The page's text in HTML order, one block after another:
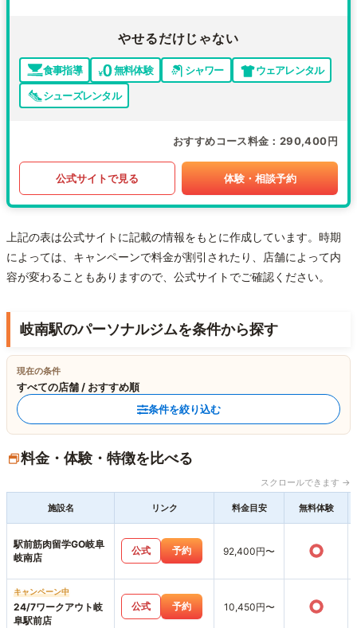
やせるだけじゃない
食事指導 無料体験 シャワー
ウェアレンタル
シューズレンタル
おすすめコース料金 290,400円
公式サイトで見る 体験・相談予約
上記の表は公式サイトに記載の情報をもとに作成しています。時期
によっては、キャンペーンで料金が割引されたり、店舗によって内
容が変わることもありますので、公式サイトでご確認ください。
岐南駅のパーソナルジムを条件から探す
現在の条件
すべての店舗 / おすすめ順
条件を絞り込む
料金・体験・特徴を比べる
スクロールできます →
施設名 リンク 料金目安 無料体験
駅前筋肉留学GO岐阜
岐南店
公式 予約 92,400円〜 ○
キャンペーン中
24/7ワークアウト岐
阜駅前店
公式 予約 10,450円〜 ○